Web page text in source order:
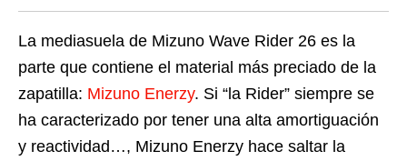
La mediasuela de Mizuno Wave Rider 26 es la
parte que contiene el material más preciado de la
zapatilla: Mizuno Enerzy. Si “la Rider” siempre se
ha caracterizado por tener una alta amortiguación
y reactividad…, Mizuno Enerzy hace saltar la